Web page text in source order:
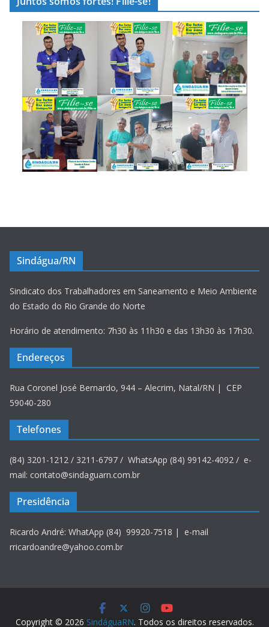
Sindágua/RN
Sindicato dos Trabalhadores em Saneamento e Meio Ambiente
do Estado do Rio Grande do Norte
Horário de atendimento: 7h30 às 11h30 e das 13h30 às 17h30.
Endereços
Rua Coronel José Bernardo, 944 – Alecrim, Natal/RN | CEP
59040-280
Telefones
(84) 3201-1212 / 3211-6797 / WhatsApp (84) 99142-4092 / e-
mail: contato@sindaguarn.com.br
Presidência
Ricardo André: WhatApp (84) 99920-7518 | e-mail
rricardoandre@yahoo.com.br
Copyright © 2026 SindáguaRN. Todos os direitos reservados.